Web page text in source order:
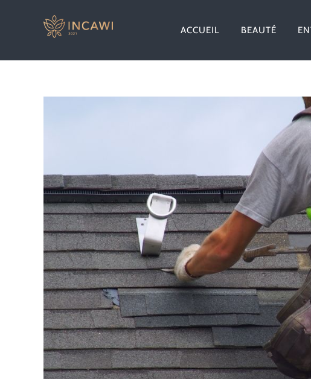
ACCUEIL BEAUTÉ